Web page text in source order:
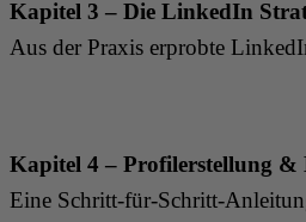
Kapitel 3 – Die LinkedIn
Aus der Praxis erprobte
Kapitel 4 – Profilerstellung &
Eine Schritt-für-Schritt-